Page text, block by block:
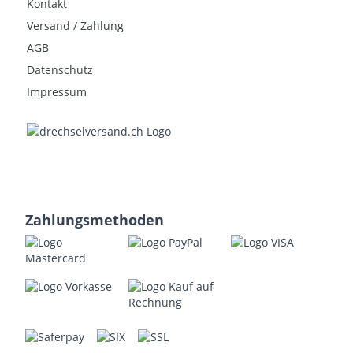
Kontakt
Versand / Zahlung
AGB
Datenschutz
Impressum
Zahlungsmethoden